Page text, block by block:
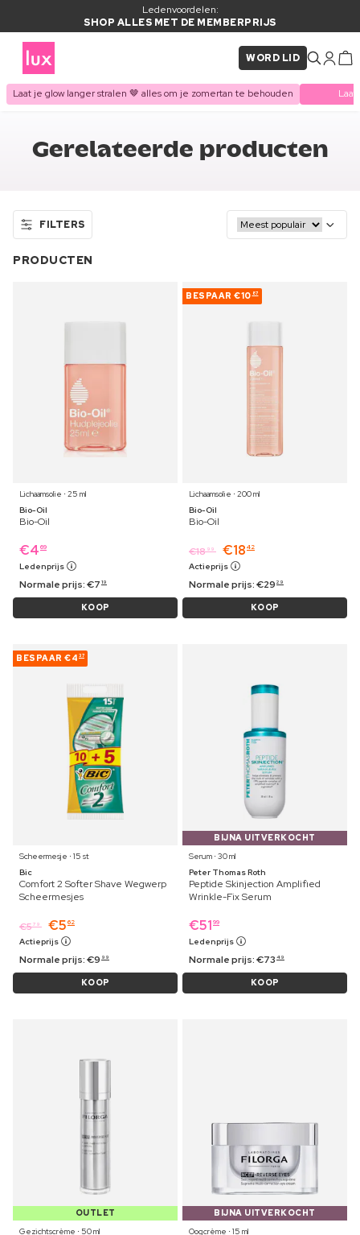
Ledenvoordelen:
SHOP ALLES MET DE MEMBERPRIJS
WORD LID
Laat je glow langer stralen 🤎 alles om je zomertan te behouden
Gerelateerde producten
FILTERS
PRODUCTEN
Lichaamsolie ⋅ 25 ml
Bio-Oil
Bio-Oil
€4 69
Ledenprijs
Normale prijs:€7 19
KOOP
BESPAAR €10 87
Lichaamsolie ⋅ 200 ml
Bio-Oil
Bio-Oil
€18 99 €18 42
Actieprijs
Normale prijs:€29 29
KOOP
BESPAAR €4 37
Scheermesje ⋅ 15 st
Bic
Comfort 2 Softer Shave Wegwerp
Scheermesjes
€579 €5 62
Actieprijs
Normale prijs:€9 99
KOOP
BIJNA UITVERKOCHT
Serum ⋅ 30 ml
Peter Thomas Roth
Peptide Skinjection Amplified
Wrinkle-Fix Serum
€51 99
Ledenprijs
Normale prijs:€73 49
KOOP
OUTLET
Gezichtscrème ⋅ 50 ml
BIJNA UITVERKOCHT
Oogcrème ⋅ 15 ml